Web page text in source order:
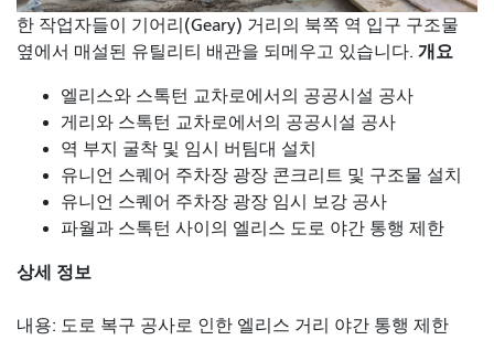
한 작업자들이 기어리(Geary) 거리의 북쪽 역 입구 구조물
옆에서 매설된 유틸리티 배관을 되메우고 있습니다. 개요
엘리스와 스톡턴 교차로에서의 공공시설 공사
게리와 스톡턴 교차로에서의 공공시설 공사
역 부지 굴착 및 임시 버팀대 설치
유니언 스퀘어 주차장 광장 콘크리트 및 구조물 설치
유니언 스퀘어 주차장 광장 임시 보강 공사
파월과 스톡턴 사이의 엘리스 도로 야간 통행 제한
상세 정보
내용: 도로 복구 공사로 인한 엘리스 거리 야간 통행 제한